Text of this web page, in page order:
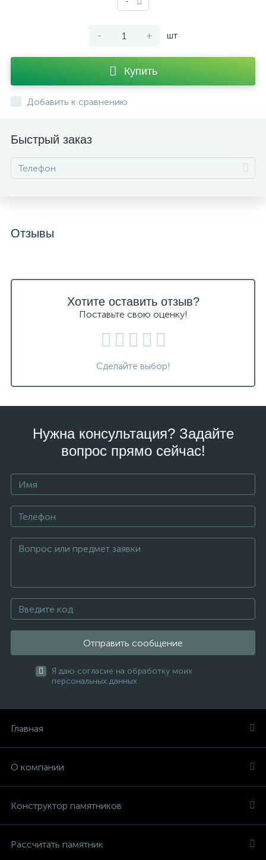
- + шт
Купить
Добавить к сравнению
Быстрый заказ
Отзывы
Хотите оставить отзыв?
Поставьте свою оценку!
Сделайте выбор!
Нужна консультация? Задайте
вопрос прямо сейчас!
Отправить сообщение
Я даю согласие на обработку моих
персональных данных
Главная
О компании
Конструктор памятников
Рассчитать памятник